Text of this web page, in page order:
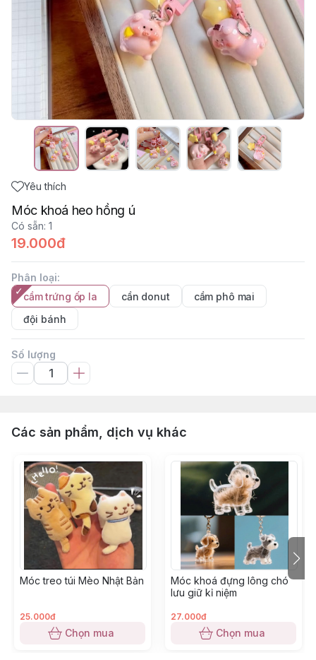
Yêu thích
Móc khoá heo hồng ú
Có sẵn: 1
19.000đ
Phân loại:
cầm trứng ốp la
cần donut
cầm phô mai
đội bánh
Số lượng
Các sản phẩm, dịch vụ khác
Móc treo túi Mèo Nhật Bản
25.000đ
Chọn mua
Móc khoá đựng lông chó
lưu giữ kỉ niệm
27.000đ
Chọn mua